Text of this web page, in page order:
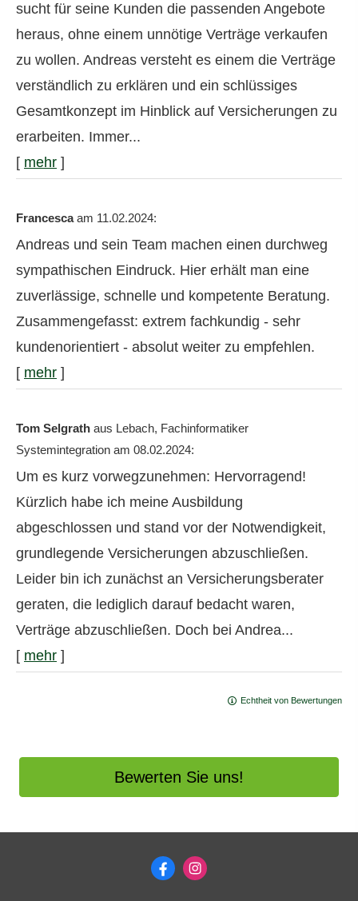
sucht für seine Kunden die passenden Angebote
heraus, ohne einem unnötige Verträge verkaufen
zu wollen. Andreas versteht es einem die Verträge
verständlich zu erklären und ein schlüssiges
Gesamtkonzept im Hinblick auf Versicherungen zu
erarbeiten. Immer...
[ mehr ]
Francescaam 11.02.2024:
Andreas und sein Team machen einen durchweg
sympathischen Eindruck. Hier erhält man eine
zuverlässige, schnelle und kompetente Beratung.
Zusammengefasst: extrem fachkundig - sehr
kundenorientiert - absolut weiter zu empfehlen.
[ mehr ]
Tom Selgrath aus Lebach, Fachinformatiker
Systemintegration am 08.02.2024:
Um es kurz vorwegzunehmen: Hervorragend!
Kürzlich habe ich meine Ausbildung
abgeschlossen und stand vor der Notwendigkeit,
grundlegende Versicherungen abzuschließen.
Leider bin ich zunächst an Versicherungsberater
geraten, die lediglich darauf bedacht waren,
Verträge abzuschließen. Doch bei Andrea...
[ mehr ]
Echtheit von Bewertungen
Bewerten Sie uns!